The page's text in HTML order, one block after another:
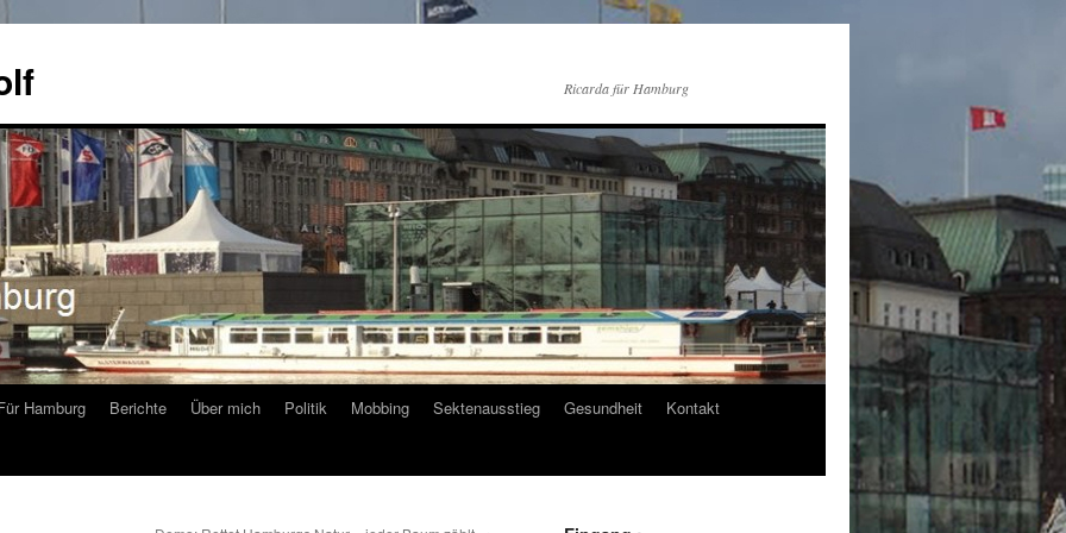
Ricarda für Hamburg
Hamburg Berichte Über mich Politik Mobbing Sektenausstieg Gesundheit
Kontakt